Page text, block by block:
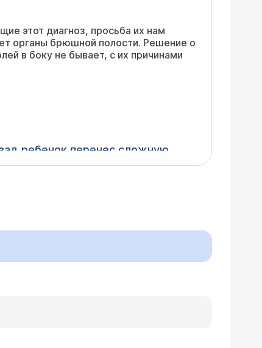
этот диагноз, просьба их нам
органы брюшной полости. Решение о
в боку не бывает, с их причинами
ребенок перенес сложную
селезенка
именно за наркоз, как он
когда рядом есть
с кардиологом. Нужно
необходима консультация хирурга,
везде, традиционно: по